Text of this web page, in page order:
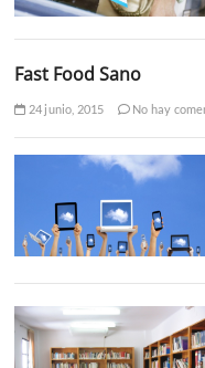
Fast Food Sano
24 junio, 2015 No hay